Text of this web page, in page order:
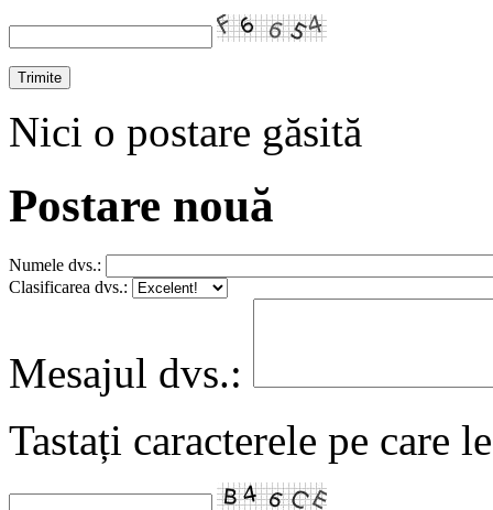
Nici o postare găsită
Postare nouă
Numele dvs.:
Clasificarea dvs.:
Mesajul dvs.:
Tastați caracterele pe care